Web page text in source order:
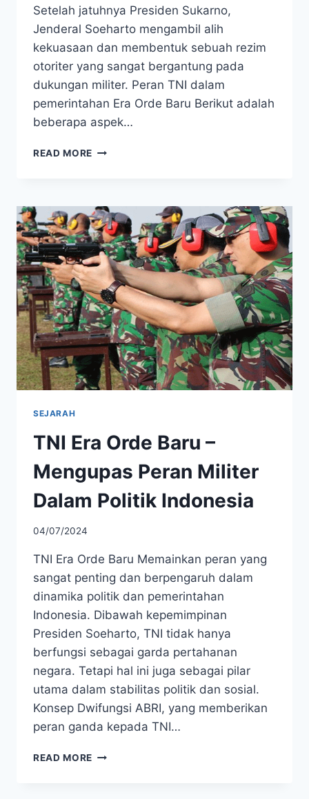
Setelah jatuhnya Presiden Sukarno,
Jenderal Soeharto mengambil alih
kekuasaan dan membentuk sebuah rezim
otoriter yang sangat bergantung pada
dukungan militer. Peran TNI dalam
pemerintahan Era Orde Baru Berikut adalah
beberapa aspek…
READ MORE TNI
–
MENGUPAS
PERAN
MILITER
DALAM
POLITIK
INDONESIA
SEJARAH
TNI Era Orde Baru –
Mengupas Peran Militer
Dalam Politik Indonesia
04/07/2024
TNI Era Orde Baru Memainkan peran yang
sangat penting dan berpengaruh dalam
dinamika politik dan pemerintahan
Indonesia. Dibawah kepemimpinan
Presiden Soeharto, TNI tidak hanya
berfungsi sebagai garda pertahanan
negara. Tetapi hal ini juga sebagai pilar
utama dalam stabilitas politik dan sosial.
Konsep Dwifungsi ABRI, yang memberikan
peran ganda kepada TNI…
READ MORE TNI